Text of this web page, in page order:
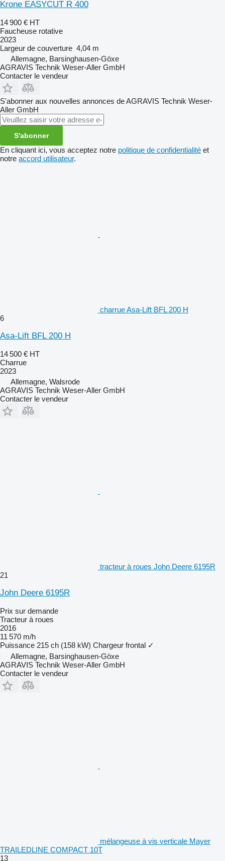
Krone EASYCUT R 400
14 900 € HT
Faucheuse rotative
2023
Largeur de couverture 4,04 m
Allemagne, Barsinghausen-Göxe
AGRAVIS Technik Weser-Aller GmbH
Contacter le vendeur
S'abonner aux nouvelles annonces de AGRAVIS Technik Weser-
Aller GmbH
S'abonner
En cliquant ici, vous acceptez notre politique de confidentialité et
notre accord utilisateur.
charrue Asa-Lift BFL 200 H
6
Asa-Lift BFL 200 H
14 500 € HT
Charrue
2023
Allemagne, Walsrode
AGRAVIS Technik Weser-Aller GmbH
Contacter le vendeur
tracteur à roues John Deere 6195R
21
John Deere 6195R
Prix sur demande
Tracteur à roues
2016
11 570 m/h
Puissance 215 ch (158 kW) Chargeur frontal ✓
Allemagne, Barsinghausen-Göxe
AGRAVIS Technik Weser-Aller GmbH
Contacter le vendeur
mélangeuse à vis verticale Mayer
TRAILEDLINE COMPACT 10T
13